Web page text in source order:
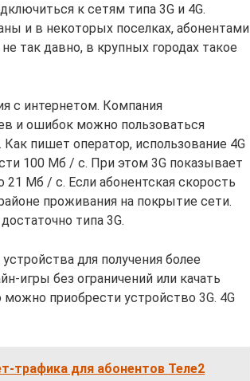
к сетям типа 3G и 4G.
и в некоторых поселках, абонентами
так давно, в крупных городах такое
с интернетом. Компания
и ошибок можно пользоваться
пишет оператор, использование 4G
100 Мб / с. При этом 3G показывает
21 Мб / с. Если абонентская скорость
проживания на покрытие сети.
типа 3G.
для получения более
игры без ограничений или качать
приобрести устройство 3G. 4G
трафика для абонентов Теле2